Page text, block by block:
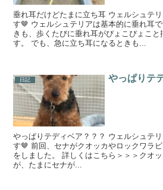
垂れ耳だけどたまに立ち耳 ウェルシュテ
す🤎 ウェルシュテリアは基本的に垂れ耳
きも、歩くたびに垂れ耳がぴょこぴょこ
す。 でも、急に立ち耳になるときも...
日記 やっぱりテ
やっぱりテディベア？？？ ウェルシュテ
す🤎 前回、セナがクオッカやロックワラ
をしました。 詳しくはこちら＞＞＞クオ
が、たまにセナが...